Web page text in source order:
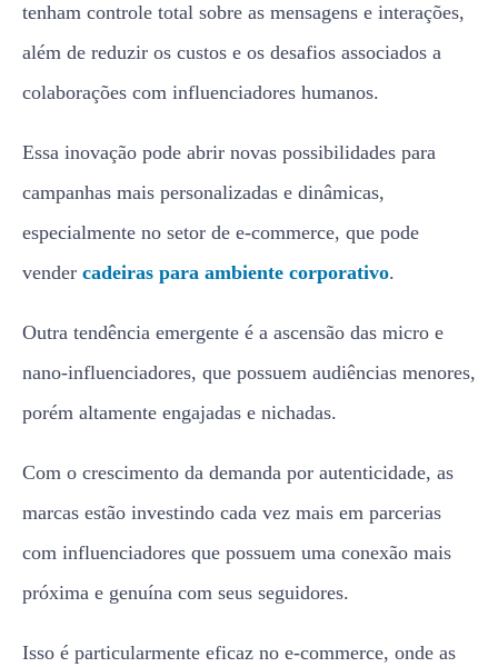
tenham controle total sobre as mensagens e interações,
além de reduzir os custos e os desafios associados a
colaborações com influenciadores humanos.
Essa inovação pode abrir novas possibilidades para
campanhas mais personalizadas e dinâmicas,
especialmente no setor de e-commerce, que pode
vender cadeiras para ambiente corporativo.
Outra tendência emergente é a ascensão das micro e
nano-influenciadores, que possuem audiências menores,
porém altamente engajadas e nichadas.
Com o crescimento da demanda por autenticidade, as
marcas estão investindo cada vez mais em parcerias
com influenciadores que possuem uma conexão mais
próxima e genuína com seus seguidores.
Isso é particularmente eficaz no e-commerce, onde as